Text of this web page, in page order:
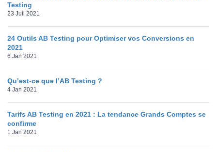
Testing
23 Juil 2021
24 Outils AB Testing pour Optimiser vos Conversions en
2021
6 Jan 2021
Qu’est-ce que l’AB Testing ?
4 Jan 2021
Tarifs AB Testing en 2021 : La tendance Grands Comptes se
confirme
1 Jan 2021